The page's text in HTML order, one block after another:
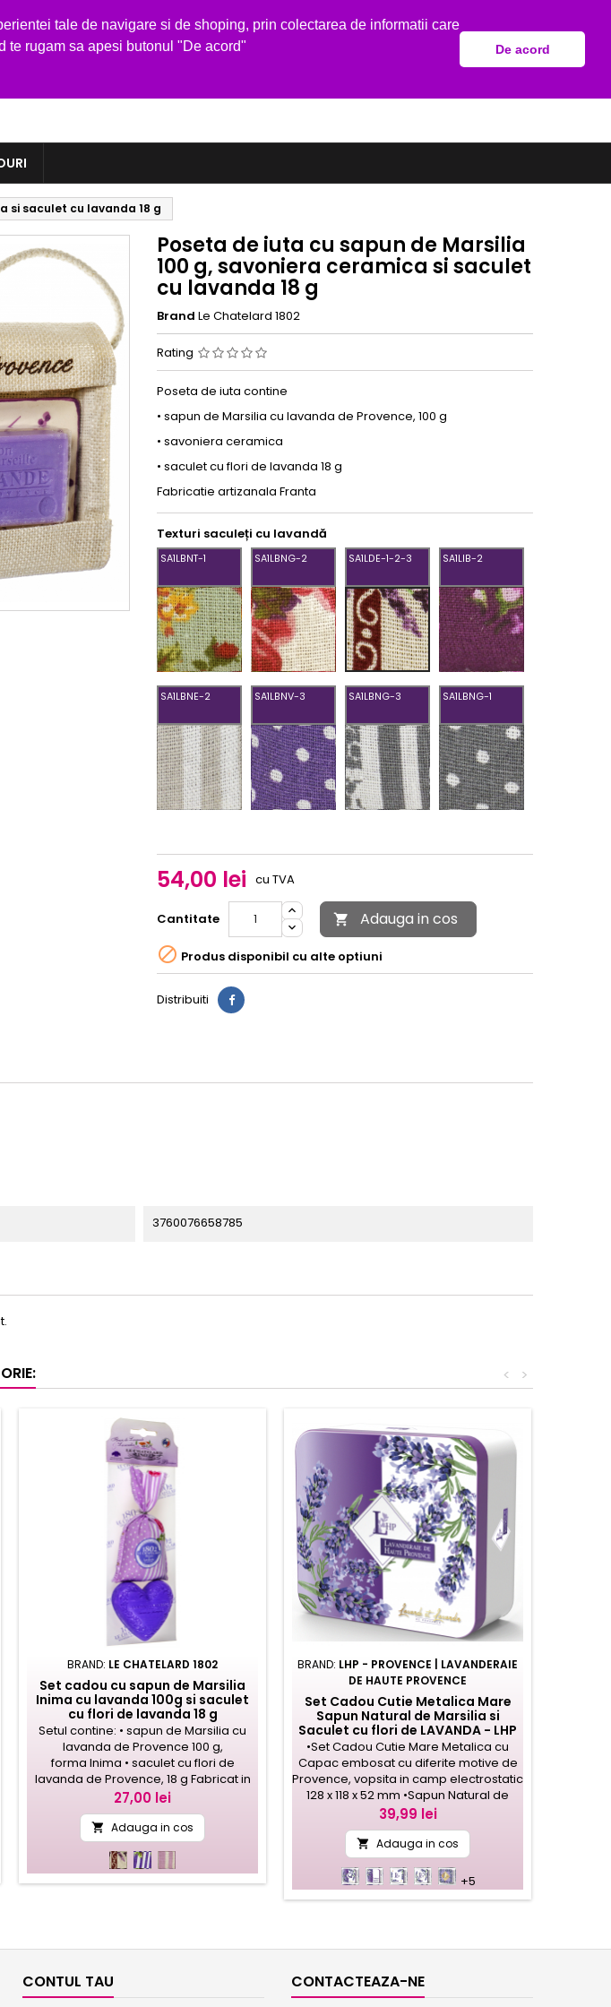
tale de navigare si de shoping, prin colectarea de informatii care
te rugam sa apesi butonul "De acord"
De acord
si saculet cu lavanda 18 g
Poseta de iuta cu sapun de Marsilia
100 g, savoniera ceramica si saculet
cu lavanda 18 g
Brand Le Chatelard 1802
Rating
Poseta de iuta contine
• sapun de Marsilia cu lavanda de Provence, 100 g
• savoniera ceramica
• saculet cu flori de lavanda 18 g
Fabricatie artizanala Franta
Texturi saculeți cu lavandă
SA1LBNT-1
SA1LBNT-
1
SA1LBNG-2
SA1LBNG-
2
SA1LDE-1-2-3
SA1LDE-
1-
2-
3
SA1LIB-2
SA1LIB-
2
SA1LBNE-2
SA1LBNE-
2
SA1LBNV-3
SA1LBNV-
3
SA1LBNG-3
SA1LBNG-
3
SA1LBNG-1
SA1LBNG-
1
54,00 lei cu TVA
Cantitate  Adauga in cos
 Produs disponibil cu alte optiuni
Distribuiti
3760076658785
>
<
BRAND: LE CHATELARD 1802
Set cadou cu sapun de Marsilia
Inima cu lavanda 100g si saculet
cu flori de lavanda 18 g
Setul contine: • sapun de Marsilia cu
lavanda de Provence 100 g,
forma Inima • saculet cu flori de
lavanda de Provence, 18 g Fabricat in
Franta
Pret
27,00 lei
 Adauga in cos
SA1LDE-
1-
SA1LBNV-
4
SA1LBNR-
3
BRAND: LHP - PROVENCE | LAVANDERAIE
DE HAUTE PROVENCE
Set Cadou Cutie Metalica Mare
Sapun Natural de Marsilia si
Saculet cu flori de LAVANDA - LHP
Provence
•Set Cadou Cutie Mare Metalica cu
Capac embosat cu diferite motive de
Provence, vopsita in camp electrostatic
128 x 118 x 52 mm •Sapun Natural de
Marsilia 100g sii Flori de Lavanda 18g in
saculet de panza albita si imprimata
sau in combinatie cu organza •
Parfumeaza hainele, dulapurile, biroul
sau masina Dvs., fiind o alegere foarte
buna pentru...
Pret
39,99 lei
 Adauga in cos
D001D002D003D004D005
+5
CONTUL TAU CONTACTEAZA-NE